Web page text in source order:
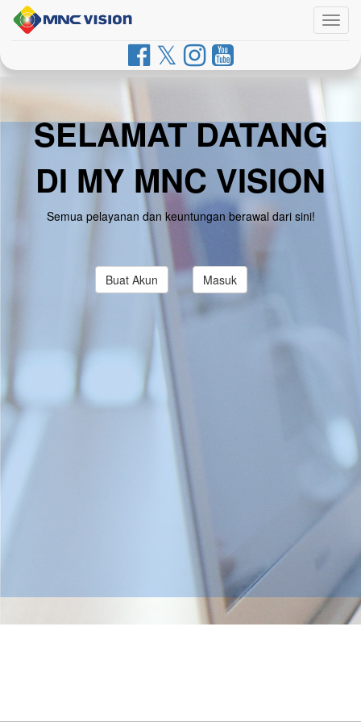
SELAMAT DATANG
DI MY MNC VISION
Semua pelayanan dan keuntungan berawal dari sini!
Buat Akun Masuk